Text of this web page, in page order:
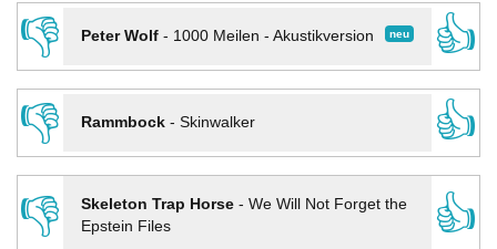
👎
neu
Peter Wolf- 1000 Meilen - Akustikversion
👍
👎
Rammbock- Skinwalker
👍
👎
Skeleton Trap Horse- We Will Not Forget the
Epstein Files
👍